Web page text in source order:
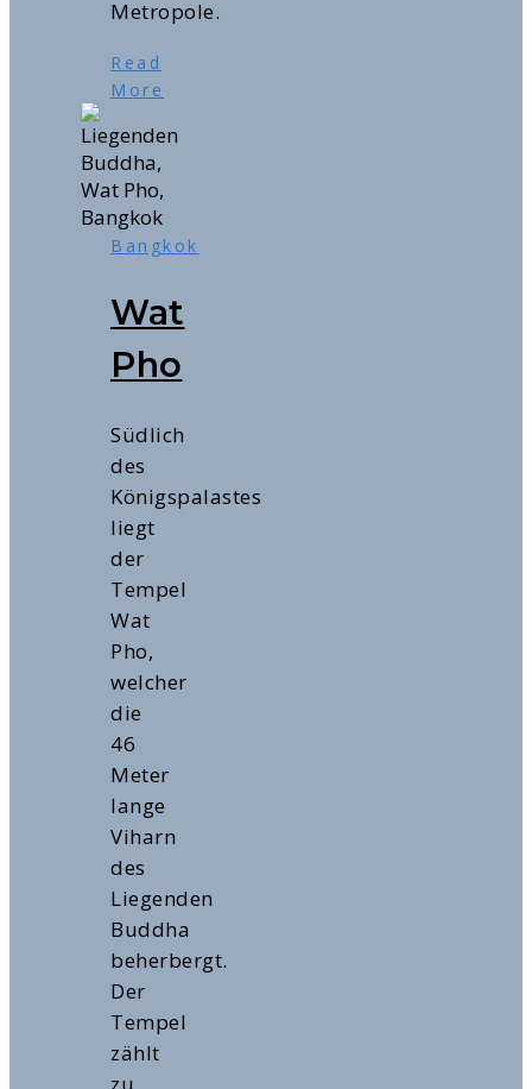
Metropole.
Read
More
Bangkok
Wat
Pho
Südlich
des
Königspalastes
liegt
der
Tempel
Wat
Pho,
welcher
die
46
Meter
lange
Viharn
des
Liegenden
Buddha
beherbergt.
Der
Tempel
zählt